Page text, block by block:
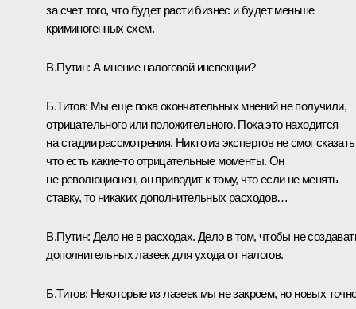
за счет того, что будет расти бизнес и будет меньше
криминогенных схем.
В.Путин: А мнение налоговой инспекции?
Б.Титов: Мы еще пока окончательных мнений не получили,
отрицательного или положительного. Пока это находится
на стадии рассмотрения. Никто из экспертов не смог
что есть какие‑то отрицательные моменты. Он
не революционен, он приводит к тому, что если не менять
ставку, то никаких дополнительных расходов…
В.Путин: Дело не в расходах. Дело в том, чтобы не
дополнительных лазеек для ухода от налогов.
Б.Титов: Некоторые из лазеек мы не закроем, но новых